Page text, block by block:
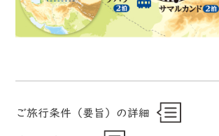
ご旅行条件（要旨）の詳細